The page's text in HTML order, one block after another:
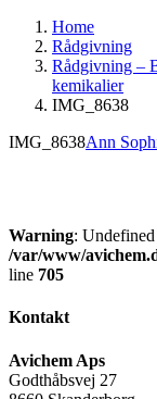
Home
Rådgivning
Rådgivning –
kemikalier
IMG_8638
IMG_8638Ann
Warning:
/var/www/
line 705
Kontakt
Avichem Aps
Godthåbsvej 27